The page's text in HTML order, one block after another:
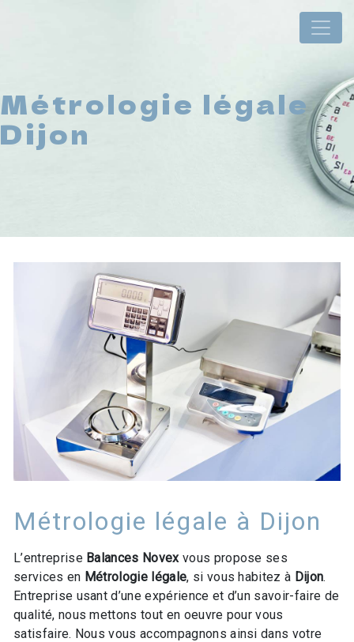
Métrologie légale
Dijon
Métrologie légale à Dijon
L’entreprise Balances Novexvous propose ses
services en Métrologie légale, si vous habitez à Dijon.
Entreprise usant d’une expérience et d’un savoir-faire de
qualité, nous mettons tout en oeuvre pour vous
satisfaire. Nous vous accompagnons ainsi dans votre